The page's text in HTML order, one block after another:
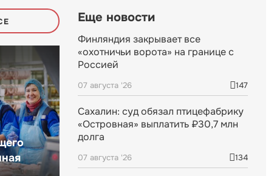
Еще новости
Финляндия закрывает все
«охотничьи ворота» на границе с
Россией
07 августа '26 147
Сахалин: суд обязал птицефабрику
«Островная» выплатить ₽30,7 млн
долга
07 августа '26 134